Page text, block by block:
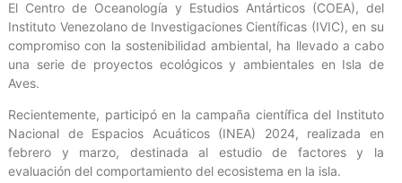
El Centro de Oceanología y Estudios Antárticos (COEA), del
Instituto Venezolano de Investigaciones Científicas (IVIC), en su
compromiso con la sostenibilidad ambiental, ha llevado a cabo
una serie de proyectos ecológicos y ambientales en Isla de
Aves.
Recientemente, participó en la campaña científica del Instituto
Nacional de Espacios Acuáticos (INEA) 2024, realizada en
febrero y marzo, destinada al estudio de factores y la
evaluación del comportamiento del ecosistema en la isla.